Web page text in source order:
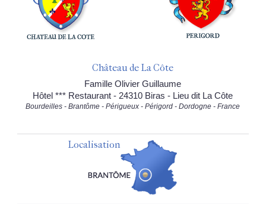
Château de La Côte
Famille Olivier Guillaume
Hôtel *** Restaurant - 24310 Biras - Lieu dit La Côte
Bourdeilles - Brantôme - Périgueux - Périgord - Dordogne - France
Localisation